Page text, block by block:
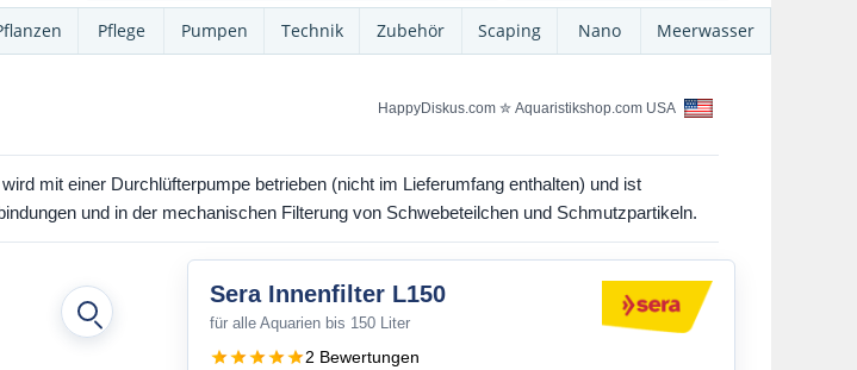
Pflege Pumpen Technik Zubehör Scaping Nano Meerwasser
HappyDiskus.com ✮ Aquaristikshop.com USA
wird mit einer Durchlüfterpumpe betrieben (nicht im Lieferumfang enthalten) und ist
und in der mechanischen Filterung von Schwebeteilchen und Schmutzpartikeln.
Sera Innenfilter L150
für alle Aquarien bis 150 Liter
2 Bewertungen